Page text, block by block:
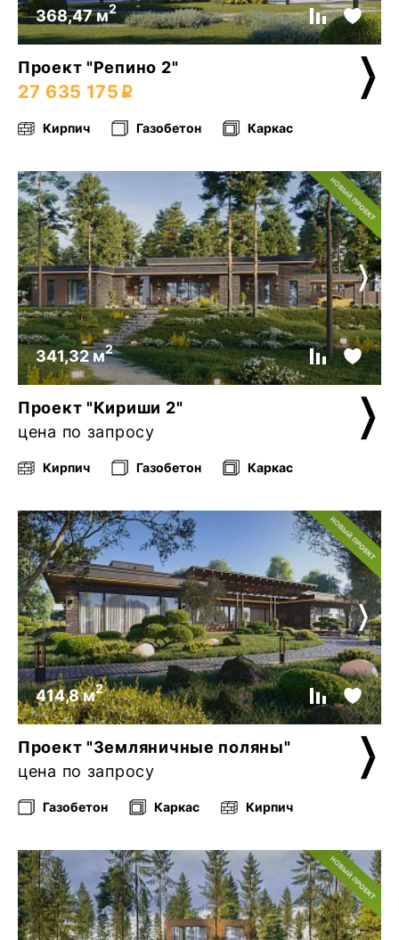
368,47 м2
Проект "Репино 2"
27 635 175
Кирпич Газобетон Каркас
341,32 м2
Проект "Кириши 2"
цена по запросу
Кирпич Газобетон Каркас
414,8 м2
Проект "Земляничные поляны"
цена по запросу
Газобетон Каркас Кирпич